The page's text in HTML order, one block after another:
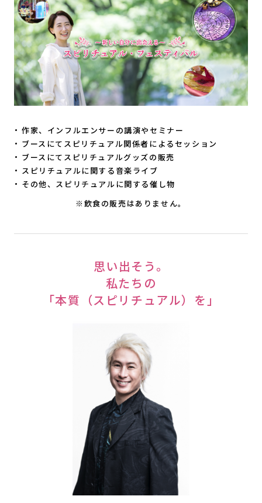
作家、インフルエンサーの講演やセミナー
ブースにてスピリチュアル関係者によるセッション
ブースにてスピリチュアルグッズの販売
スピリチュアルに関する音楽ライブ
その他、スピリチュアルに関する催し物
※飲食の販売はありません。
思い出そう。
私たちの
「本質（スピリチュアル）を」